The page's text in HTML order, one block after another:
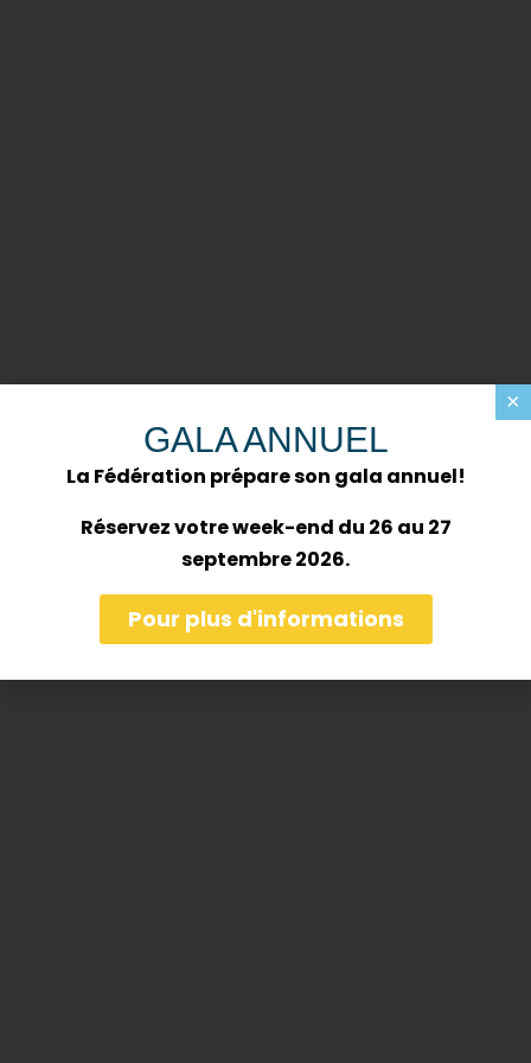
×
GALA ANNUEL
La Fédération prépare son gala annuel!
Réservez votre week-end du 26 au 27
septembre 2026.
Pour plus d'informations